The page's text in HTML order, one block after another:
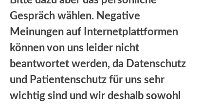
Gespräch wählen. Negative
Meinungen auf Internetplattformen
können von uns leider nicht
beantwortet werden, da Datenschutz
und Patientenschutz für uns sehr
wichtig sind und wir deshalb sowohl